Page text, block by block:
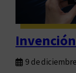
l
t
a
d
9 de